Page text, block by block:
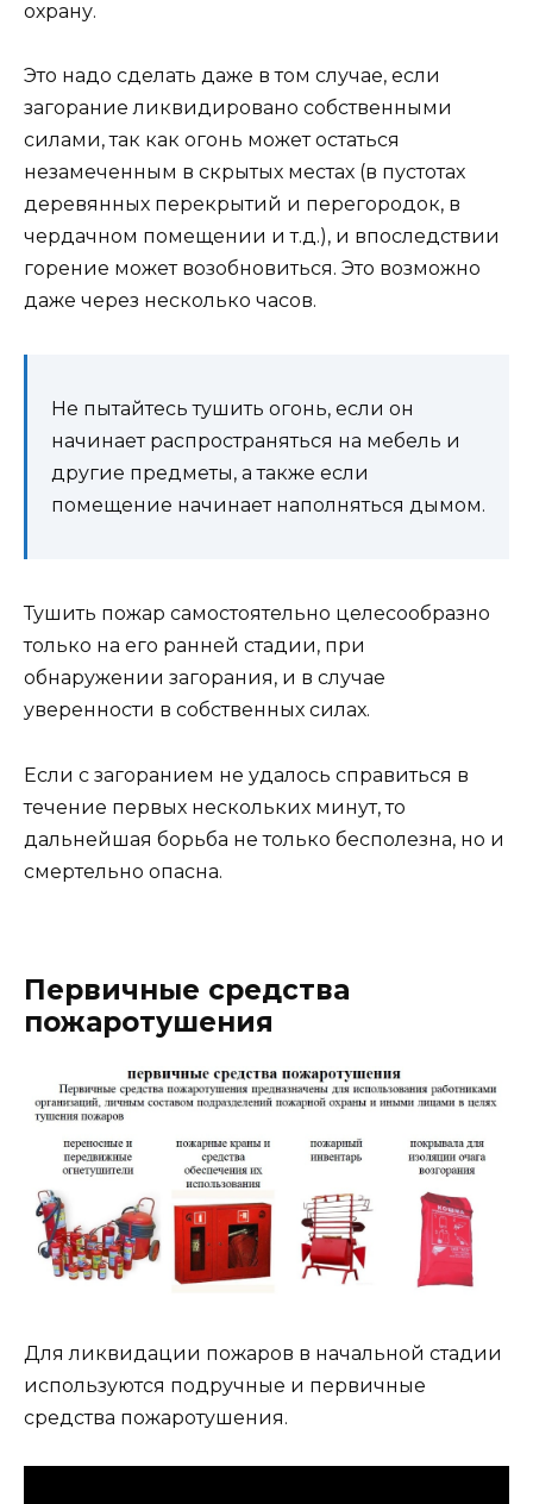
охрану.
Это надо сделать даже в том случае, если
загорание ликвидировано собственными
силами, так как огонь может остаться
незамеченным в скрытых местах (в пустотах
деревянных перекрытий и перегородок, в
чердачном помещении и т.д.), и впоследствии
горение может возобновиться. Это возможно
даже через несколько часов.
Не пытайтесь тушить огонь, если он
начинает распространяться на мебель и
другие предметы, а также если
помещение начинает наполняться дымом.
Тушить пожар самостоятельно целесообразно
только на его ранней стадии, при
обнаружении загорания, и в случае
уверенности в собственных силах.
Если с загоранием не удалось справиться в
течение первых нескольких минут, то
дальнейшая борьба не только бесполезна, но и
смертельно опасна.
Первичные средства
пожаротушения
Для ликвидации пожаров в начальной стадии
используются подручные и первичные
средства пожаротушения.